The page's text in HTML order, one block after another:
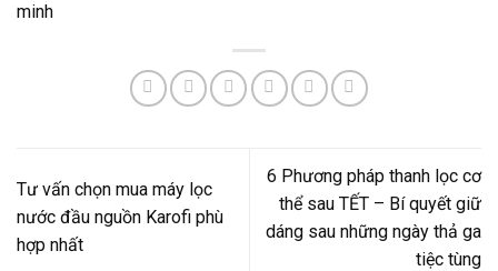
minh
Tư vấn chọn mua máy lọc
nước đầu nguồn Karofi phù
hợp nhất
6 Phương pháp thanh lọc cơ
thể sau TẾT – Bí quyết giữ
dáng sau những ngày thả ga
tiệc tùng